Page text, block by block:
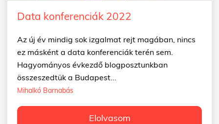
Data konferenciák 2022
Az új év mindig sok izgalmat rejt magában, nincs
ez másként a data konferenciák terén sem.
Hagyományos évkezdő blogposztunkban
összeszedtük a Budapest...
Mihalkó Barnabás
Elolvasom